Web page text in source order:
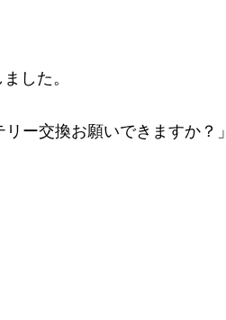
した。
ー交換お願いできますか？」